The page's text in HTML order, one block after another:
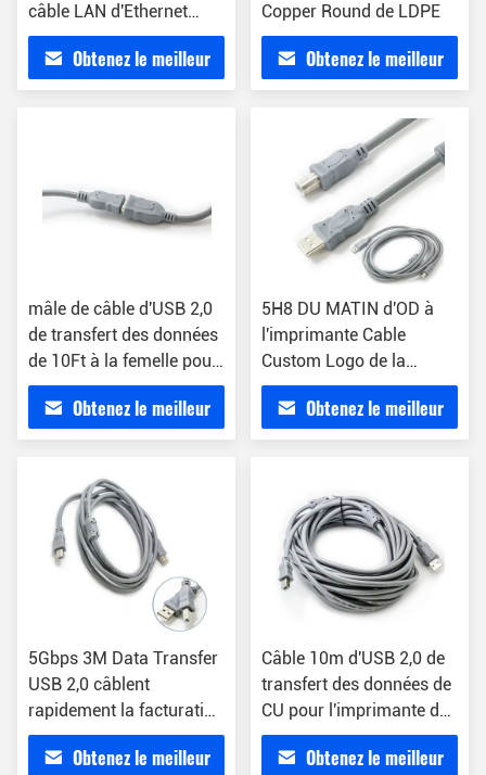
câble LAN d'Ethernet
d'OEM 100m cat5e
puisqu'utp de cat5e
Obtenez le meilleur
Copper Round de LDPE
Obtenez le meilleur
mâle de câble d'USB 2,0
de transfert des données
de 10Ft à la femelle pour
l'imprimante de clavier
d'unité de disque dur
Obtenez le meilleur
5H8 DU MATIN d'OD à
l'imprimante Cable
Custom Logo de la
nomenclature 1.5M USB
2,0
Obtenez le meilleur
5Gbps 3M Data Transfer
USB 2,0 câblent
rapidement la facturation
le scanner
Obtenez le meilleur
Câble 10m d'USB 2,0 de
transfert des données de
CU pour l'imprimante de
Canon Epson HP
Obtenez le meilleur